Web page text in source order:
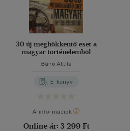
30 új meghökkentő eset a
magyar történelemből
Bánó Attila
E-könyv
Árinformációk
Online ár: 3 299 Ft